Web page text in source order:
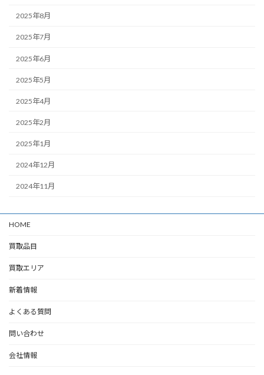
2025年8月
2025年7月
2025年6月
2025年5月
2025年4月
2025年2月
2025年1月
2024年12月
2024年11月
HOME
買取品目
買取エリア
新着情報
よくある質問
問い合わせ
会社情報